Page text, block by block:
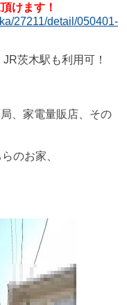
けます！
27211/detail/050401-
茨木駅も利用可！
、家電量販店、その
のお家、